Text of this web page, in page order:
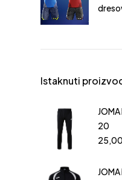
Istaknuti
20
25,00